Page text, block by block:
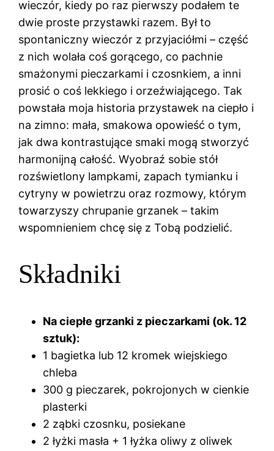
wieczór, kiedy po raz pierwszy podałem te
dwie proste przystawki razem. Był to
spontaniczny wieczór z przyjaciółmi – część
z nich wolała coś gorącego, co pachnie
smażonymi pieczarkami i czosnkiem, a inni
prosić o coś lekkiego i orzeźwiającego. Tak
powstała moja historia przystawek na ciepło i
na zimno: mała, smakowa opowieść o tym,
jak dwa kontrastujące smaki mogą stworzyć
harmonijną całość. Wyobraź sobie stół
rozświetlony lampkami, zapach tymianku i
cytryny w powietrzu oraz rozmowy, którym
towarzyszy chrupanie grzanek – takim
wspomnieniem chcę się z Tobą podzielić.
Składniki
Na ciepłe grzanki z pieczarkami (ok. 12
sztuk):
1 bagietka lub 12 kromek wiejskiego
chleba
300 g pieczarek, pokrojonych w cienkie
plasterki
2 ząbki czosnku, posiekane
2 łyżki masła + 1 łyżka oliwy z oliwek